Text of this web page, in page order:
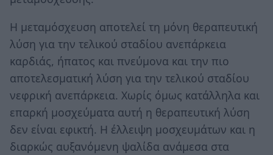
Η μεταμόσχευση αποτελεί τη μόνη θεραπευτική
λύση για την τελικού σταδίου ανεπάρκεια
καρδιάς, ήπατος και πνεύμονα και την πιο
αποτελεσματική λύση για την τελικού σταδίου
νεφρική ανεπάρκεια. Χωρίς όμως κατάλληλα και
επαρκή μοσχεύματα αυτή η θεραπευτική λύση
δεν είναι εφικτή. Η έλλειψη μοσχευμάτων και η
διαρκώς αυξανόμενη ψαλίδα ανάμεσα στα